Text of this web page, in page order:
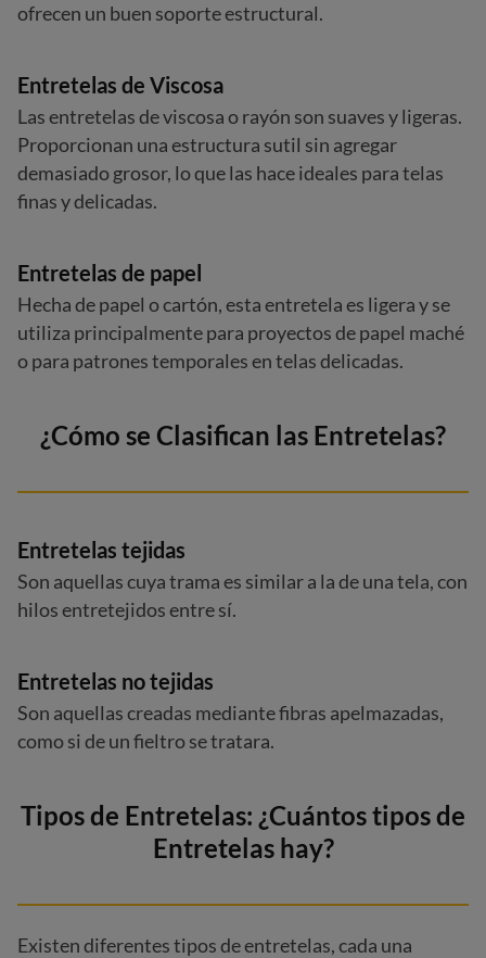
ofrecen un buen soporte estructural.
Entretelas de Viscosa
Las entretelas de viscosa o rayón son suaves y ligeras.
Proporcionan una estructura sutil sin agregar
demasiado grosor, lo que las hace ideales para telas
finas y delicadas.
Entretelas de papel
Hecha de papel o cartón, esta entretela es ligera y se
utiliza principalmente para proyectos de papel maché
o para patrones temporales en telas delicadas.
¿Cómo se Clasifican las Entretelas?
Entretelas tejidas
Son aquellas cuya trama es similar a la de una tela, con
hilos entretejidos entre sí.
Entretelas no tejidas
Son aquellas creadas mediante fibras apelmazadas,
como si de un fieltro se tratara.
Tipos de Entretelas: ¿Cuántos tipos de
Entretelas hay?
Existen diferentes tipos de entretelas, cada una